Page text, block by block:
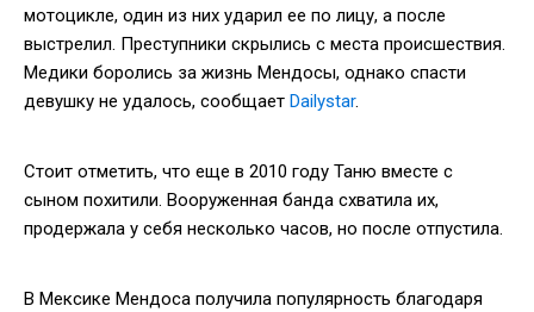
мотоцикле, один из них ударил ее по лицу, а после
выстрелил. Преступники скрылись с места происшествия.
Медики боролись за жизнь Мендосы, однако спасти
девушку не удалось, сообщает Dailystar.
Стоит отметить, что еще в 2010 году Таню вместе с
сыном похитили. Вооруженная банда схватила их,
продержала у себя несколько часов, но после отпустила.
В Мексике Мендоса получила популярность благодаря